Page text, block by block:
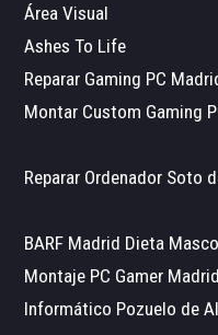
Área Visual
Ashes To Life
Reparar Gaming PC
Montar Custom Gaming
Reparar Ordenador Soto
BARF Madrid Dieta
Montaje PC Gamer Madrid
Informático Pozuelo de